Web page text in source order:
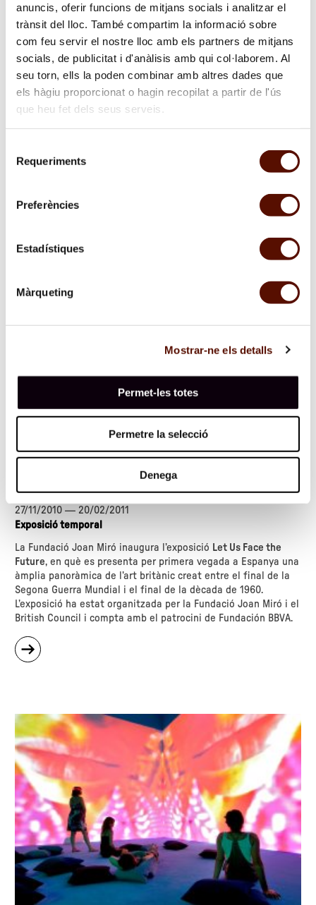
anuncis, oferir funcions de mitjans socials i analitzar el
trànsit del lloc. També compartim la informació sobre
com feu servir el nostre lloc amb els partners de mitjans
socials, de publicitat i d'anàlisis amb qui col·laborem. Al
seu torn, ells la poden combinar amb altres dades que
els hàgiu proporcionat o hagin recopilat a partir de l'ús
que heu fet dels seus serveis.
Requeriments
Preferències
Estadístiques
Màrqueting
Mostrar-ne els detalls
Permet-les totes
Permetre la selecció
Denega
Nadala 2010
02/12/2010—09/01/2011
Exposició temporal
2010"
Let Us Face the Future. Art britànic 1945-1968
27/11/2010 — 20/02/2011
Exposició temporal
La Fundació Joan Miró inaugura l’exposició Let Us Face the
Future, en què es presenta per primera vegada a Espanya una
àmplia panoràmica de l’art britànic creat entre el final de la
Segona Guerra Mundial i el final de la dècada de 1960.
L’exposició ha estat organitzada per la Fundació Joan Miró i el
British Council i compta amb el patrocini de Fundación BBVA.
Future.
Art
britànic
1945-
1968"